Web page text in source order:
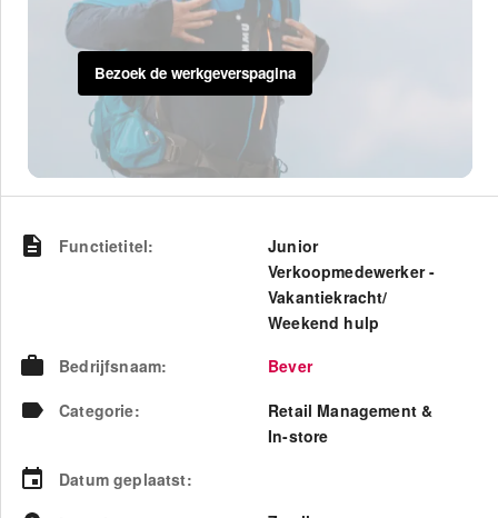
Bezoek de werkgeverspagina
Functietitel:
Junior
Verkoopmedewerker -
Vakantiekracht/
Weekend hulp
Bedrijfsnaam:
Bever
Categorie:
Retail Management &
In-store
Datum geplaatst: